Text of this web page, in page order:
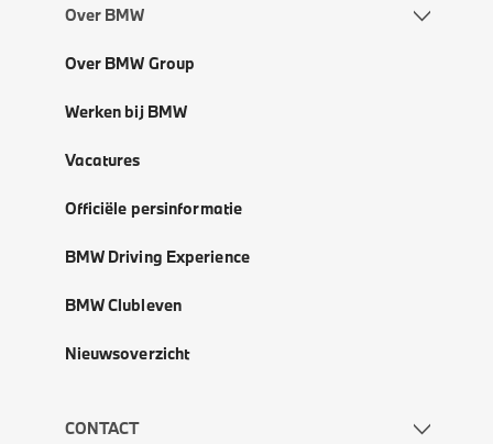
Over BMW
Over BMW Group
Werken bij BMW
Vacatures
Officiële persinformatie
BMW Driving Experience
BMW Clubleven
Nieuwsoverzicht
CONTACT